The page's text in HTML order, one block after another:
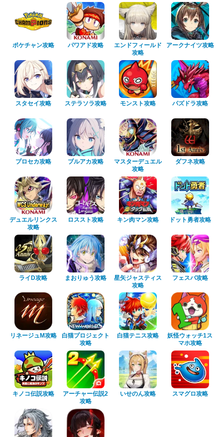
ポケチャン攻略 パワアド攻略
エンドフィールド
攻略
アークナイツ攻略
スタセイ攻略 ステラソラ攻略 モンスト攻略 パズドラ攻略
プロセカ攻略 ブルアカ攻略
マスターデュエル
攻略
ダフネ攻略
デュエルリンクス
攻略
ロススト攻略 キン肉マン攻略 ドット勇者攻略
ライD攻略 まおりゅう攻略
星矢ジャスティス
攻略
フェスバ攻略
リネージュM攻略
白猫プロジェクト
攻略
白猫テニス攻略
妖怪ウォッチ1ス
マホ攻略
キノコ伝説攻略
アーチャー伝説2
攻略
いせのん攻略 スマグロ攻略